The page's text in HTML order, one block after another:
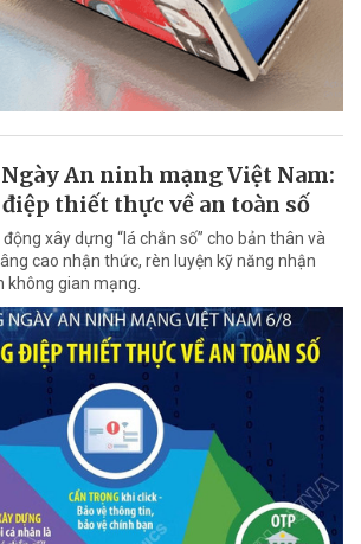
An ninh mạng Việt Nam:
thiết thực về an toàn số
xây dựng “lá chắn số” cho bản thân và
cao nhận thức, rèn luyện kỹ năng nhận
không gian mạng.